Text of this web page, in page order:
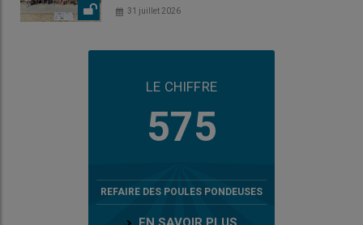
31 juillet 2026
LE CHIFFRE
575
REFAIRE DES POULES PONDEUSES